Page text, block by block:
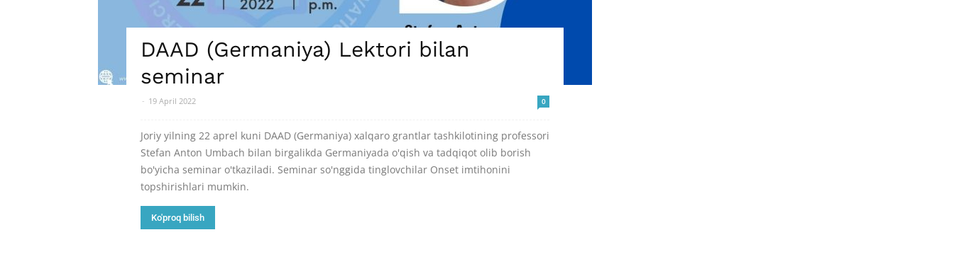
DAAD (Germaniya) Lektori bilan
seminar
- 19 April 2022 0
Joriy yilning 22 aprel kuni DAAD (Germaniya) xalqaro grantlar tashkilotining professori
Stefan Anton Umbach bilan birgalikda Germaniyada o'qish va tadqiqot olib borish
bo'yicha seminar o'tkaziladi. Seminar so'nggida tinglovchilar Onset imtihonini
topshirishlari mumkin.
Ko'proq bilish